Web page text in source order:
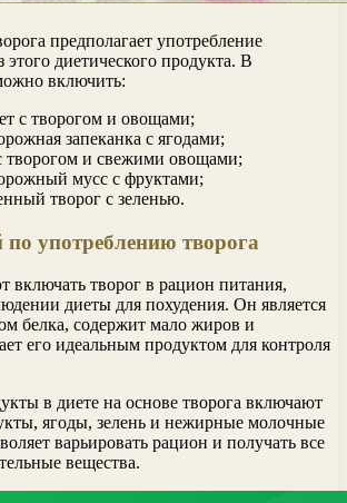
предполагает употребление
диетического продукта. В
включить:
с творогом и овощами;
запеканка с ягодами;
творогом и свежими овощами;
мусс с фруктами;
творог с зеленью.
употреблению творога
включать творог в рацион питания,
диеты для похудения. Он является
белка, содержит мало жиров и
его идеальным продуктом для контроля
в диете на основе творога включают
ягоды, зелень и нежирные молочные
варьировать рацион и получать все
вещества.